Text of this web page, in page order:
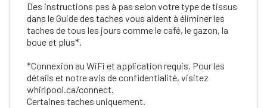
Des instructions pas à pas selon votre type de tissus
dans le Guide des taches vous aident à éliminer les
taches de tous les jours comme le café, le gazon, la
boue et plus*.
*Connexion au WiFi et application requis. Pour les
détails et notre avis de confidentialité, visitez
whirlpool.ca/connect.
Certaines taches uniquement.